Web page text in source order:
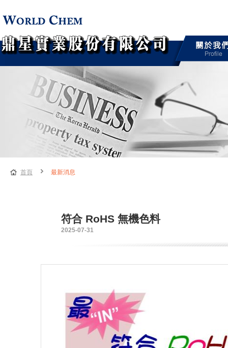
首頁 最新消息
符合 RoHS 無機色料
2025-07-31